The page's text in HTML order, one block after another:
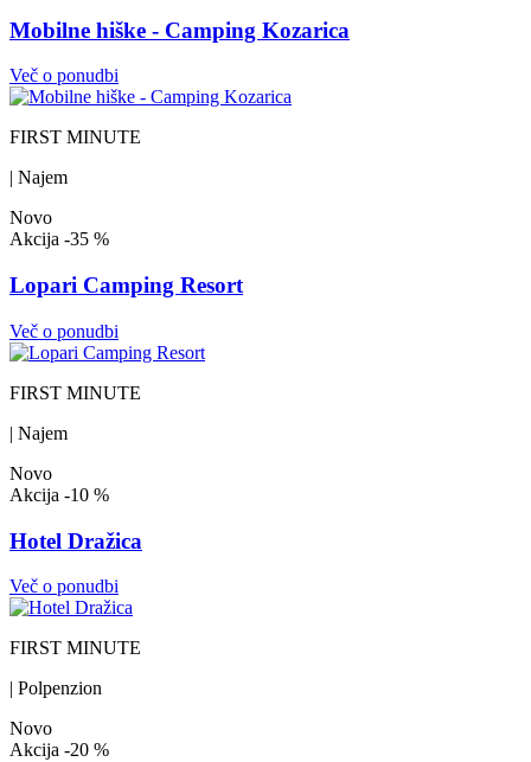
Mobilne hiške - Camping Kozarica
Več o ponudbi
FIRST MINUTE
| Najem
Novo
Akcija -35 %
Lopari Camping Resort
Več o ponudbi
FIRST MINUTE
| Najem
Novo
Akcija -10 %
Hotel Dražica
Več o ponudbi
FIRST MINUTE
| Polpenzion
Novo
Akcija -20 %